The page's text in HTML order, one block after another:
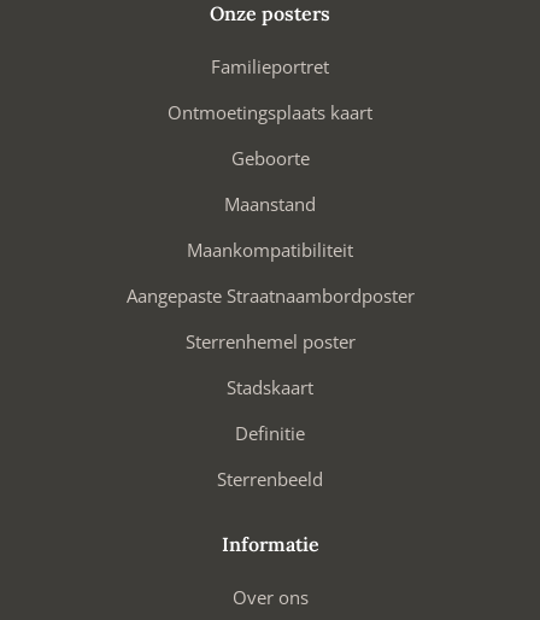
Onze posters
Familieportret
Ontmoetingsplaats kaart
Geboorte
Maanstand
Maankompatibiliteit
Aangepaste Straatnaambordposter
Sterrenhemel poster
Stadskaart
Definitie
Sterrenbeeld
Informatie
Over ons